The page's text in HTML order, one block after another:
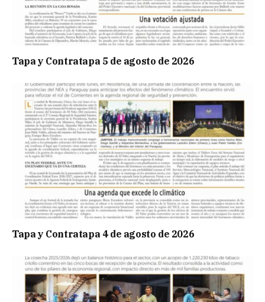
Tapa y Contratapa 5 de agosto de 2026
Tapa y Contratapa 4 de agosto de 2026